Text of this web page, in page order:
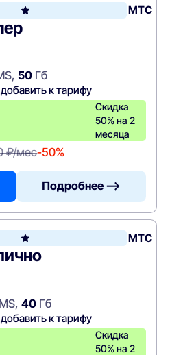
МТС
50Гб
к тарифу
Скидка
50% на 2
месяца
₽/мес-50%
Подробнее —>
МТС
40Гб
к тарифу
Скидка
50% на 2